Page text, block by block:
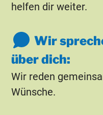
helfen dir weiter.
Wir
über dich:
Wir reden
Wünsche.